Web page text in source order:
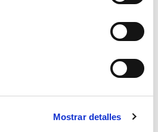
Mostrar detalles
comprar